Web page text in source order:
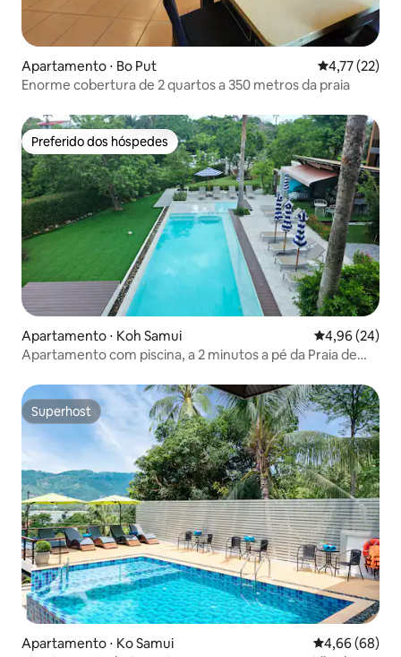
Apartamento ⋅ Bo Put 4,77 de uma
4,77 (22)
Enorme cobertura de 2 quartos a 350 metros da praia
Preferido dos hóspedes
Preferido dos hóspedes
Apartamento ⋅ Koh Samui 4,96 de uma
4,96 (24)
Apartamento com piscina, a 2 minutos a pé da Praia de
Superhost
Superhost
Apartamento ⋅ Ko Samui 4,66 de uma
4,66 (68)